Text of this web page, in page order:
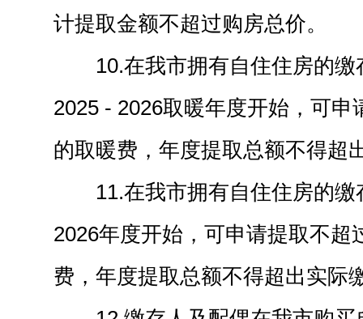
计提取金额不超过购房总价。
10.在我市拥有自住住房的
2025 - 2026取暖年度开始，可
的取暖费，年度提取总额不得超
11.在我市拥有自住住房的
2026年度开始，可申请提取不超
费，年度提取总额不得超出实际